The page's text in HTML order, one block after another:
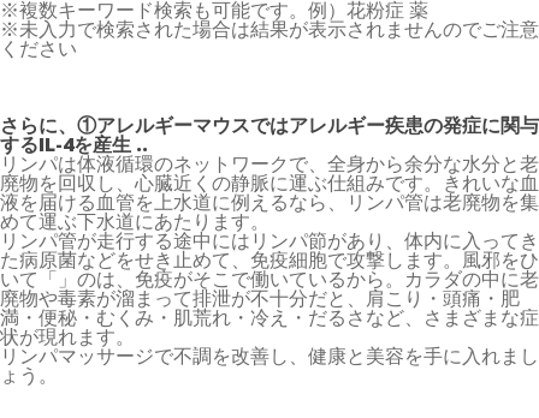
※複数キーワード検索も可能です。例）花粉症 薬
※未入力で検索された場合は結果が表示されませんのでご注意
ください
さらに、①アレルギーマウスではアレルギー疾患の発症に関与
するIL-4を産生 ..
リンパは体液循環のネットワークで、全身から余分な水分と老
廃物を回収し、心臓近くの静脈に運ぶ仕組みです。きれいな血
液を届ける血管を上水道に例えるなら、リンパ管は老廃物を集
めて運ぶ下水道にあたります。
リンパ管が走行する途中にはリンパ節があり、体内に入ってき
た病原菌などをせき止めて、免疫細胞で攻撃します。風邪をひ
いて「」のは、免疫がそこで働いているから。カラダの中に老
廃物や毒素が溜まって排泄が不十分だと、肩こり・頭痛・肥
満・便秘・むくみ・肌荒れ・冷え・だるさなど、さまざまな症
状が現れます。
リンパマッサージで不調を改善し、健康と美容を手に入れまし
ょう。